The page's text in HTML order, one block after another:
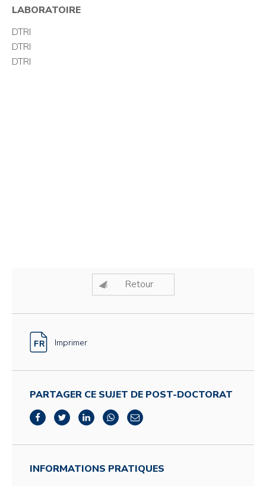
LABORATOIRE
DTRI
DTRI
DTRI
Retour
Imprimer
PARTAGER CE SUJET DE POST-DOCTORAT
INFORMATIONS PRATIQUES